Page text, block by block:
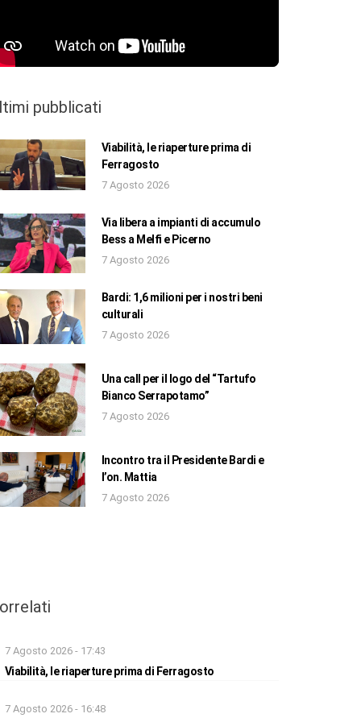
pubblicati
Viabilità, le riaperture prima di
Ferragosto
7 Agosto 2026
Via libera a impianti di accumulo
Bess a Melfi e Picerno
7 Agosto 2026
Bardi: 1,6 milioni per i nostri beni
culturali
7 Agosto 2026
Una call per il logo del “Tartufo
Bianco Serrapotamo”
7 Agosto 2026
Incontro tra il Presidente Bardi e
l’on. Mattia
7 Agosto 2026
7 Agosto 2026 - 17:43
Viabilità, le riaperture prima di Ferragosto
7 Agosto 2026 - 16:48